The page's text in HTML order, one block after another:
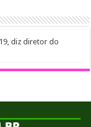
diz diretor do